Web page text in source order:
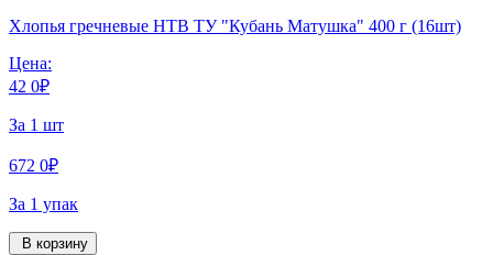
Хлопья гречневые НТВ ТУ "Кубань Матушка" 400 г (16шт)
Цена:
42 0₽
За 1 шт
672 0₽
За 1 упак
В корзину